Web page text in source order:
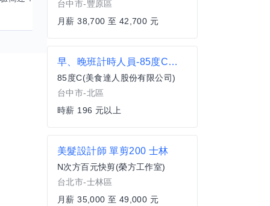
台中市-豐原區
月薪 38,700 至 42,700 元
早、晚班計時人員-85度C台中健行門市
85度C(美食達人股份有限公司)
台中市-北區
時薪 196 元以上
美髮設計師 單剪200 士林
N次方百元快剪(榮方工作室)
台北市-士林區
月薪 35,000 至 49,000 元